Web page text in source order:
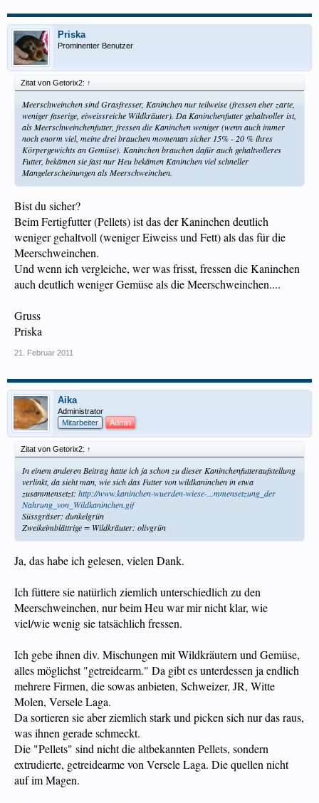
Priska
Prominenter Benutzer
Zitat von Getorix2: ↑
Meerschweinchen sind Grasfresser, Kaninchen nur teilweise (fressen eher zarte,
weniger faserige, eiweissreiche Wildkräuter). Da Kaninchenfutter gehaltvoller ist,
als Meerschweinchenfutter, fressen die Kaninchen weniger (wenn auch immer
noch enorm viel, meine drei brauchen momentan sicher 15% - 20 % ihres
Körpergewichts an Gemüse). Kaninchen brauchen dafür auch gehaltvolleres
Futter, bekämen sie fast nur Heu bekämen Kaninchen viel schneller
Mangelerscheinungen als Meerschweinchen.
Bist du sicher?
Beim Fertigfutter (Pellets) ist das der Kaninchen deutlich
weniger gehaltvoll (weniger Eiweiss und Fett) als das für die
Meerschweinchen.
Und wenn ich vergleiche, wer was frisst, fressen die Kaninchen
auch deutlich weniger Gemüse als die Meerschweinchen....
Gruss
Priska
21. Februar 2011
Aika
Administrator
Mitarbeiter
Admin
Zitat von Getorix2: ↑
In einem anderen Beitrag hatte ich ja schon zu dieser Kaninchenfutteraufstellung
verlinkt, da sieht man, wie sich das Futter von wildkaninchen in etwa
zusammensetzt: http://www.kaninchen-wuerden-wiese-...mmensetzung_der
Nahrung_von_Wildkaninchen.gif
Süssgräser: dunkelgrün
Zweikeimblättrige = Wildkräuter: olivgrün
Ja, das habe ich gelesen, vielen Dank.
Ich füttere sie natürlich ziemlich unterschiedlich zu den
Meerschweinchen, nur beim Heu war mir nicht klar, wie
viel/wie wenig sie tatsächlich fressen.
Ich gebe ihnen div. Mischungen mit Wildkräutern und Gemüse,
alles möglichst "getreidearm." Da gibt es unterdessen ja endlich
mehrere Firmen, die sowas anbieten, Schweizer, JR, Witte
Molen, Versele Laga.
Da sortieren sie aber ziemlich stark und picken sich nur das raus,
was ihnen gerade schmeckt.
Die "Pellets" sind nicht die altbekannten Pellets, sondern
extrudierte, getreidearme von Versele Laga. Die quellen nicht
auf im Magen.